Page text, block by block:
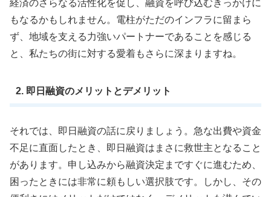
経済のさらなる活性化を促し、融資を呼び込むきっかけに
もなるかもしれません。電柱がただのインフラに留まら
ず、地域を支える力強いパートナーであることを感じる
と、私たちの街に対する愛着もさらに深まりますね。
2. 即日融資のメリットとデメリット
それでは、即日融資の話に戻りましょう。急な出費や資金
不足に直面したとき、即日融資はまさに救世主となること
があります。申し込みから融資決定まですぐに進むため、
困ったときには非常に頼もしい選択肢です。しかし、その